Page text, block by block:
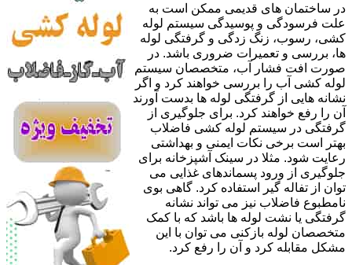
در ساختمان های قدیمی ممکن است به
علت فرسودگی و پوسیدگی سیستم لوله
کشی، رسوب، زنگ زدگی و گرفتگی لوله
ها، بررسی و تعمیرات ضروری باشد. در
صورت افت فشار آب، متخصصان سیستم
لوله کشی آب را بررسی خواهند کرد و اگر
نشانه هایی از گرفتگی لوله ها بدست آورند
آن را رفع خواهند کرد. برای جلوگیری از
گرفتگی در سیستم لوله کشی فاضلاب
بهتر است برخی نکات ایمنی و بهداشتی
رعایت شود. مثلا در سینک آشپزخانه برای
جلوگیری از ورود پسماندهای غذایی می
توان از تفاله گیر استفاده کرد. گاهی بوی
نامطبوع فاضلاب نیز می تواند نشانه
گرفتگی یا نشت لوله ها باشد که با کمک
متخصصان لوله بازکنی می توان با این
مشکل مقابله کرد و آن را رفع کرد.